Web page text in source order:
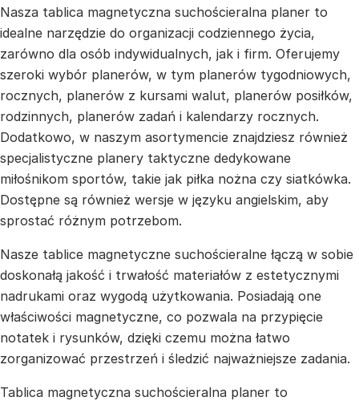
Nasza tablica magnetyczna suchościeralna planer to
idealne narzędzie do organizacji codziennego życia,
zarówno dla osób indywidualnych, jak i firm. Oferujemy
szeroki wybór planerów, w tym planerów tygodniowych,
rocznych, planerów z kursami walut, planerów posiłków,
rodzinnych, planerów zadań i kalendarzy rocznych.
Dodatkowo, w naszym asortymencie znajdziesz również
specjalistyczne planery taktyczne dedykowane
miłośnikom sportów, takie jak piłka nożna czy siatkówka.
Dostępne są również wersje w języku angielskim, aby
sprostać różnym potrzebom.
Nasze tablice magnetyczne suchościeralne łączą w sobie
doskonałą jakość i trwałość materiałów z estetycznymi
nadrukami oraz wygodą użytkowania. Posiadają one
właściwości magnetyczne, co pozwala na przypięcie
notatek i rysunków, dzięki czemu można łatwo
zorganizować przestrzeń i śledzić najważniejsze zadania.
Tablica magnetyczna suchościeralna planer to